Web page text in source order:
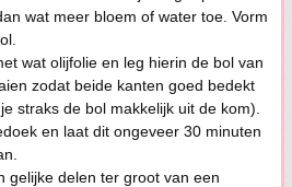
wat meer bloem of water toe. Vorm
wat olijfolie en leg hierin de bol van
zodat beide kanten goed bedekt
straks de bol makkelijk uit de kom).
en laat dit ongeveer 30 minuten
gelijke delen ter groot van een